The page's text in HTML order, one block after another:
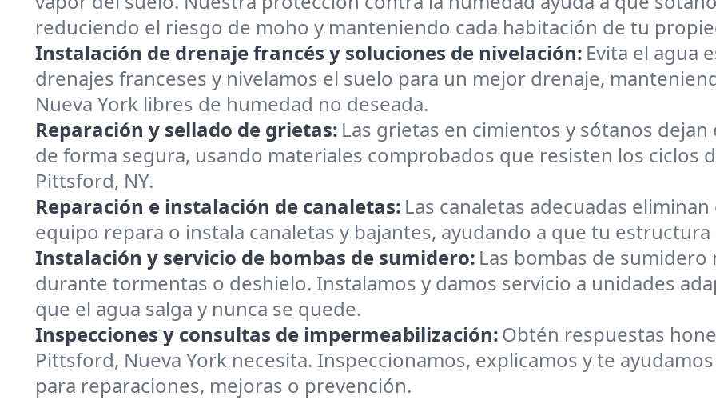
reduciendo el riesgo de moho y manteniendo cada habitación de tu
Instalación de drenaje francés y soluciones de nivelación: Evita el agua
drenajes franceses y nivelamos el suelo para un mejor drenaje,
Nueva York libres de humedad no deseada.
Reparación y sellado de grietas: Las grietas en cimientos y sótanos
de forma segura, usando materiales comprobados que resisten los ciclos
Pittsford, NY.
Reparación e instalación de canaletas: Las canaletas adecuadas
equipo repara o instala canaletas y bajantes, ayudando a que tu
Instalación y servicio de bombas de sumidero: Las bombas de
durante tormentas o deshielo. Instalamos y damos servicio a unidades
que el agua salga y nunca se quede.
Inspecciones y consultas de impermeabilización:Obtén respuestas
Pittsford, Nueva York necesita. Inspeccionamos, explicamos y te
para reparaciones, mejoras o prevención.